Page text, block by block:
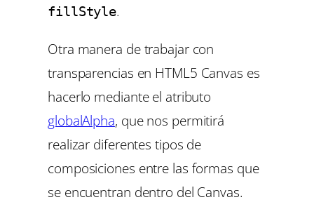
fillStyle.
Otra manera de trabajar con
transparencias en HTML5 Canvas es
hacerlo mediante el atributo
globalAlpha, que nos permitirá
realizar diferentes tipos de
composiciones entre las formas que
se encuentran dentro del Canvas.